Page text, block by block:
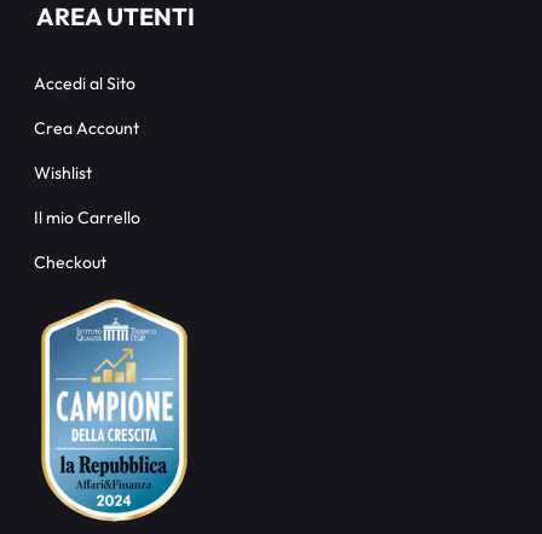
AREA UTENTI
Accedi al Sito
Crea Account
Wishlist
Il mio Carrello
Checkout